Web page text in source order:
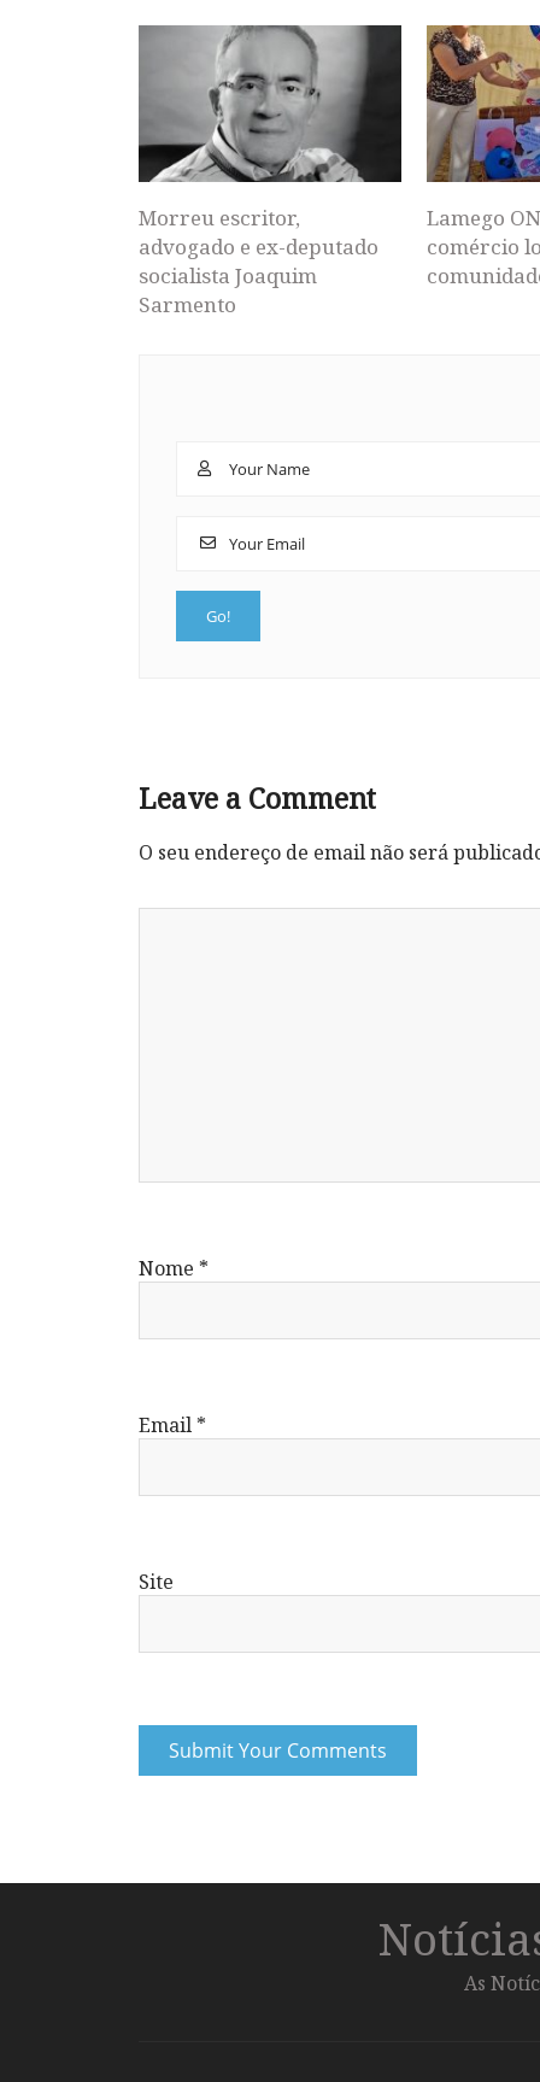
Morreu escritor,
advogado e ex-deputado
socialista Joaquim
Sarmento
Lamego
comércio
Leave a Comment
O seu endereço de email não será
Nome *
Email *
Site
As